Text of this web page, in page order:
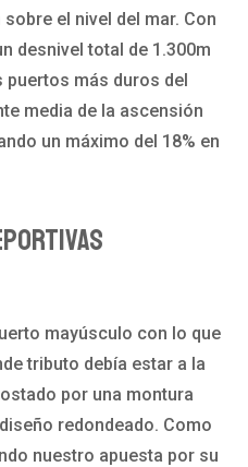
el nivel del mar. Con
desnivel total de 1.300m
puertos más duros del
media de la ascensión
un máximo del 18% en
mayúsculo con lo que
tributo debía estar a la
por una montura
redondeado. Como
nuestro apuesta por su